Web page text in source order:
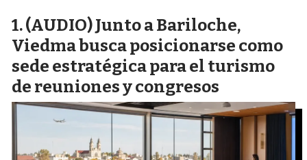
(AUDIO) Junto a Bariloche,
Viedma busca posicionarse como
sede estratégica para el turismo
de reuniones y congresos